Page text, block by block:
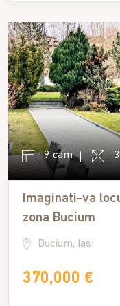
9 cam
Imaginati-va
zona Bucium
Bucium, Iasi
370,000 €